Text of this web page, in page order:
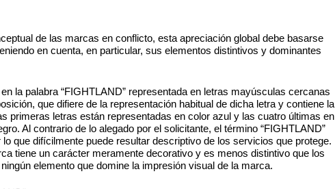
de las marcas en conflicto, esta apreciación global debe basarse
en cuenta, en particular, sus elementos distintivos y dominantes
la palabra “FIGHTLAND” representada en letras mayúsculas cercanas
que difiere de la representación habitual de dicha letra y contiene la
primeras letras están representadas en color azul y las cuatro últimas en
Al contrario de lo alegado por el solicitante, el término “FIGHTLAND”
que difícilmente puede resultar descriptivo de los servicios que protege.
tiene un carácter meramente decorativo y es menos distintivo que los
elemento que domine la impresión visual de la marca.